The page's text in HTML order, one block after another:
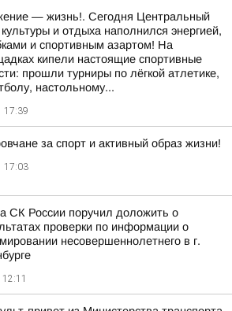
— жизнь!. Сегодня Центральный
культуры и отдыха наполнился энергией,
и спортивным азартом! На
кипели настоящие спортивные
прошли турниры по лёгкой атлетике,
настольному...
17:39
за спорт и активный образ жизни!
17:03
СК России поручил доложить о
проверки по информации о
несовершеннолетнего в г.
12:11